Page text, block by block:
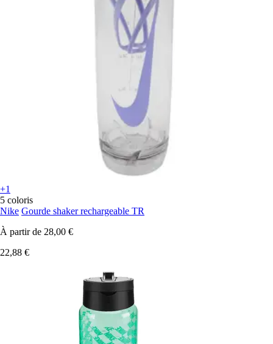
+1
5 coloris
Nike Gourde shaker rechargeable TR
À partir de 28,00 €
22,88 €